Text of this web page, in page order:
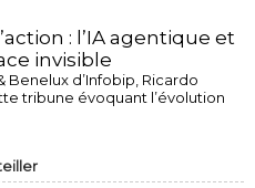
: l’IA agentique et
invisible
Benelux d’Infobip, Ricardo
tribune évoquant l’évolution